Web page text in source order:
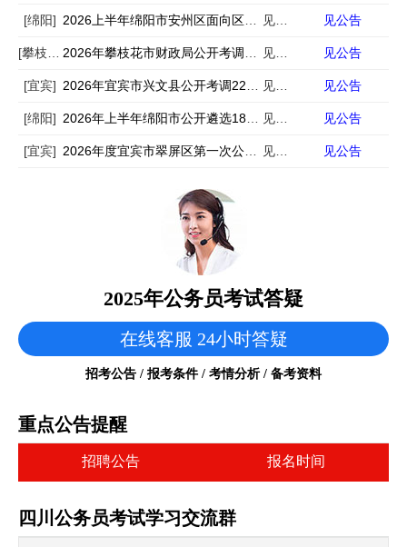
[绵阳] 2026上半年绵阳市安州区面向区内公开考调机关事业单位工作人员45名公告 见公告 见公告
[攀枝花] 2026年攀枝花市财政局公开考调工作人员公告 见公告 见公告
[宜宾] 2026年宜宾市兴文县公开考调22名公务员（参照管理人员）的公告 见公告 见公告
[绵阳] 2026年上半年绵阳市公开遴选18名公务员公告 见公告 见公告
[宜宾] 2026年度宜宾市翠屏区第一次公开考调54名公务员的公告 见公告 见公告
2025年公务员考试答疑
在线客服 24小时答疑
招考公告 / 报考条件 / 考情分析 / 备考资料
重点公告提醒
招聘公告 报名时间
四川公务员考试学习交流群